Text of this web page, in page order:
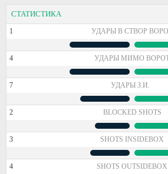
СТАТИСТИКА
1 УДАРЫ В СТВОР
4 УДАРЫ МИМО
7 УДАРЫ З.И.
2 BLOCKED SHOTS
3 SHOTS INSIDEBOX
4 SHOTS OUTSIDEBOX